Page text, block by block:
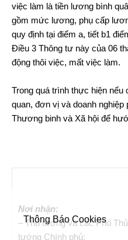
việc làm là tiền lương bình
gồm mức lương, phụ cấp
quy định tại điểm a, tiết b1
Điều 3 Thông tư này của 06
động thôi việc, mất việc làm.
Trong quá trình thực hiện
quan, đơn vị và doanh nghiệp
Thương binh và Xã hội để
Nơi nhận:
– Thủ tướng và các Phó Thủ
tướng Chính phủ;
Thông Báo Cookies